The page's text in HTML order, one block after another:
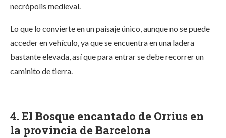
necrópolis medieval.
Lo que lo convierte en un paisaje único, aunque no se puede
acceder en vehículo, ya que se encuentra en una ladera
bastante elevada, así que para entrar se debe recorrer un
caminito de tierra.
4. El Bosque encantado de Orrius en
la provincia de Barcelona